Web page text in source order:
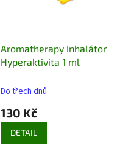
Aromatherapy Inhalátor
Hyperaktivita 1 ml
Do třech dnů
130 Kč
DETAIL